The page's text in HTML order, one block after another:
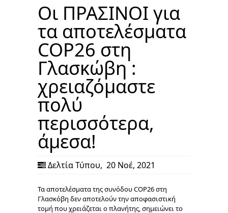
Οι ΠΡΑΣΙΝΟΙ για
τα αποτελέσματα
COP26 στη
Γλασκώβη :
χρειαζόμαστε
πολύ
περισσότερα,
άμεσα!
Δελτία Τύπου, 20 Νοέ, 2021
Τα αποτελέσματα της συνόδου COP26 στη
Γλασκόβη δεν αποτελούν την αποφασιστική
τομή που χρειάζεται ο πλανήτης, σημειώνει το